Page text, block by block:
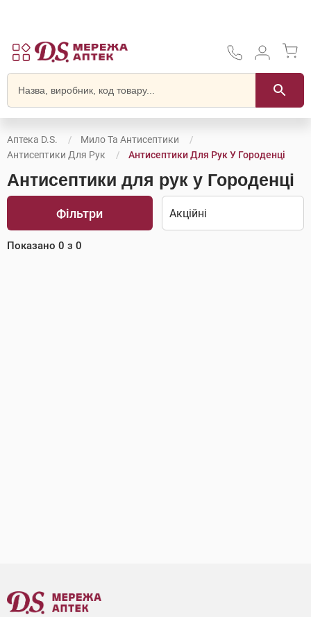
Аптека D.S.
Мило Та Антисептики
Антисептики Для Рук
Антисептики Для Рук У Городенці
Антисептики для рук у Городенці
Фільтри
Показано 0 з 0